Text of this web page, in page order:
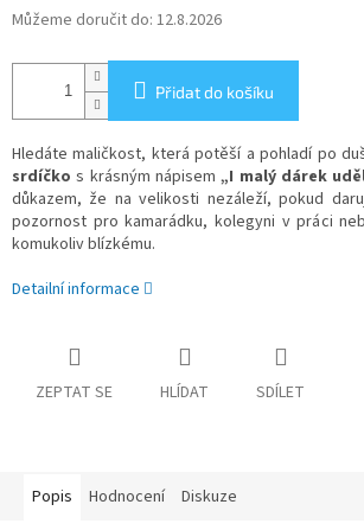
Můžeme doručit do: 12.8.2026
Přidat do košíku
Hledáte maličkost, která potěší a pohladí po
srdíčko s krásným nápisem„I malý dárek
důkazem, že na velikosti nezáleží, pokud
pozornost pro kamarádku, kolegyni v práci
komukoliv blízkému.
Detailní informace
ZEPTAT SE HLÍDAT SDÍLET
Popis Hodnocení Diskuze